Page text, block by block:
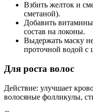
Взбить желток и
сметаной).
Добавить
состав на локоны.
Выдержать маску
проточной водой с
Для роста волос
Действие: улучшает
волосяные фолликулы,